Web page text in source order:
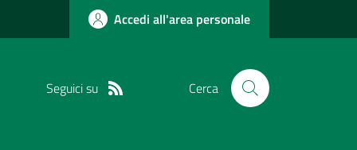
Accedi all'area personale
Seguici su Cerca